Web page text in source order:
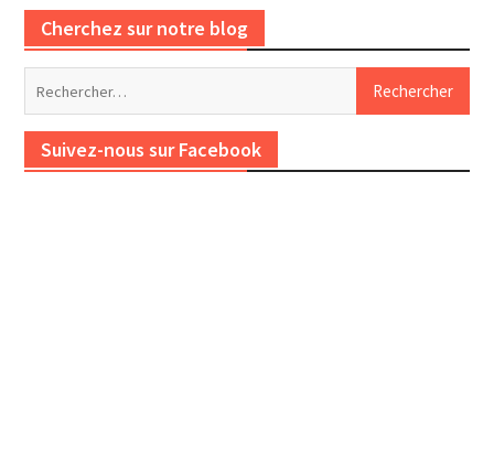
Cherchez sur notre blog
Suivez-nous sur Facebook